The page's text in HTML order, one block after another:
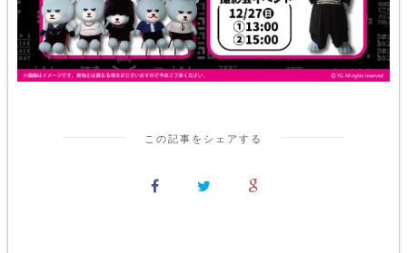
この記事をシェアする